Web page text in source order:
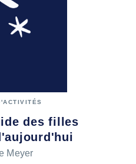
des filles
Meyer